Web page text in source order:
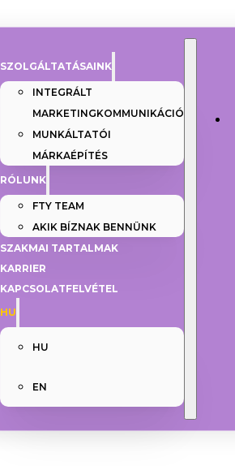
SZOLGÁLTATÁSAINK
INTEGRÁLT
MARKETINGKOMMUNIKÁCIÓ
MUNKÁLTATÓI
MÁRKAÉPÍTÉS
RÓLUNK
FTY TEAM
AKIK BÍZNAK BENNÜNK
SZAKMAI TARTALMAK
KARRIER
KAPCSOLATFELVÉTEL
HU
HU
EN